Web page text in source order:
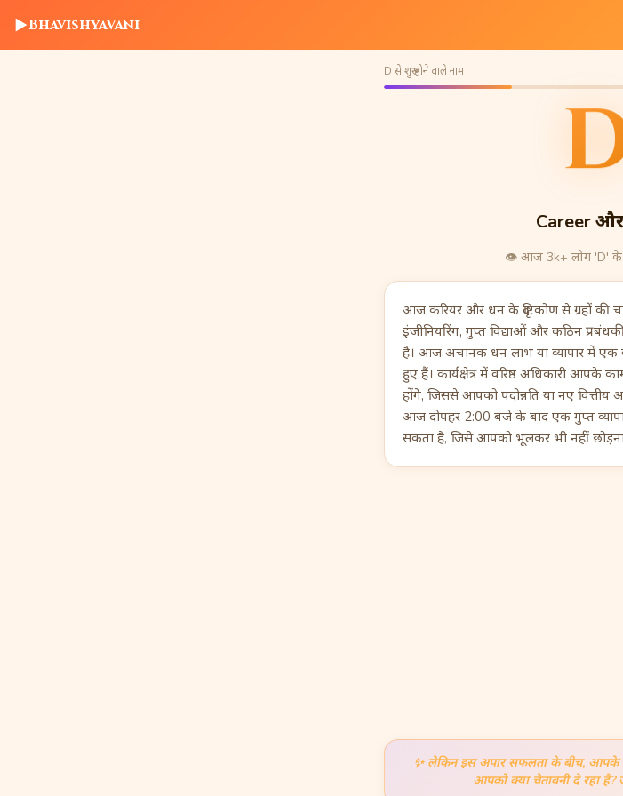
▶BhavishyaVani
D से शुरू होने वाले नाम
Career
👁️ आज 3k+ लोग 'D' के
आज करियर और धन के दृष्टिकोण से ग्रहों
इंजीनियरिंग, गुप्त विद्याओं और कठिन
है। आज अचानक धन लाभ या व्यापार में एक
हुए हैं। कार्यक्षेत्र में वरिष्ठ अधिकारी आपके
होंगे, जिससे आपको पदोन्नति या नए वित्तीय
आज दोपहर 2:00 बजे के बाद एक गुप्त
सकता है, जिसे आपको भूलकर भी नहीं छोड़ना
✨ लेकिन इस अपार सफलता के बीच, आपके
आपको क्या चेतावनी दे रहा है?